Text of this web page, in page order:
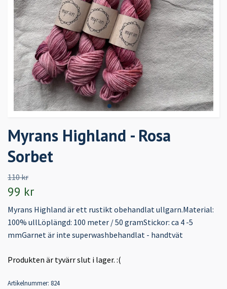
Myrans Highland - Rosa
Sorbet
110 kr
99 kr
Myrans Highland är ett rustikt obehandlat ullgarn.Material:
100% ullLöplängd: 100 meter / 50 gramStickor: ca 4 -5
mmGarnet är inte superwashbehandlat - handtvät
Produkten är tyvärr slut i lager. :(
Artikelnummer: 824